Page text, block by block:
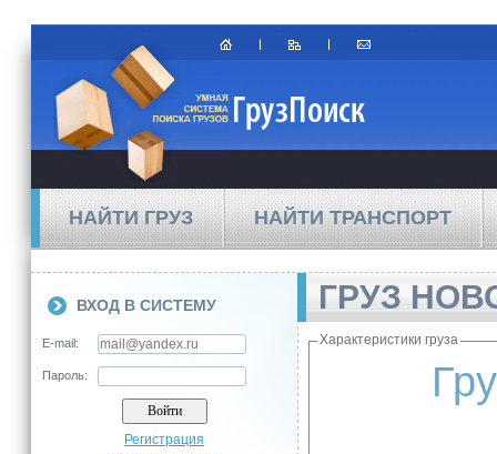
НАЙТИ ГРУЗ НАЙТИ ТРАНСПОРТ
ВХОД В СИСТЕМУ
E-mail:
Пароль:
Регистрация
ГРУЗ
Характеристики груза